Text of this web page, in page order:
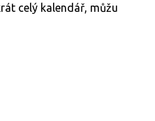
celý kalendář, můžu